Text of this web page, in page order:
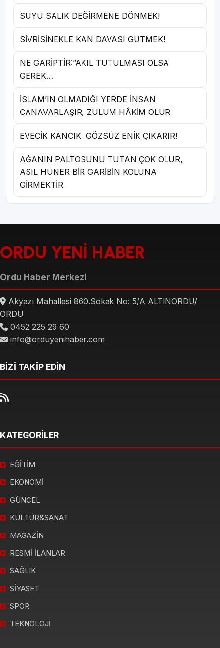
SUYU SALIK DEĞİRMENE DÖNMEK!
SİVRİSİNEKLE KAN DAVASI GÜTMEK!
NE GARİPTİR:”AKIL TUTULMASI OLSA
GEREK…
İSLAM’IN OLMADIĞI YERDE İNSAN
CANAVARLAŞIR, ZULÜM HÂKİM OLUR
EVECİK KANCIK, GÖZSÜZ ENİK ÇIKARIR!
AĞANIN PALTOSUNU TUTAN ÇOK OLUR,
ASIL HÜNER BİR GARİBİN KOLUNA
GİRMEKTİR
ORDU YENİ HABER
Ordu Haber Merkezi
Akyazı Mahallesi 860.Sokak No: 5/A ALTINORDU/
ORDU
0452 225 29 60
info@orduyenihaber.com
BİZİ TAKİP EDİN
KATEGORİLER
EĞİTİM
EKONOMİ
GÜNCEL
KÜLTÜR&SANAT
MAGAZİN
RESMİ İLANLAR
SAĞLIK
SİYASET
SPOR
TEKNOLOJİ